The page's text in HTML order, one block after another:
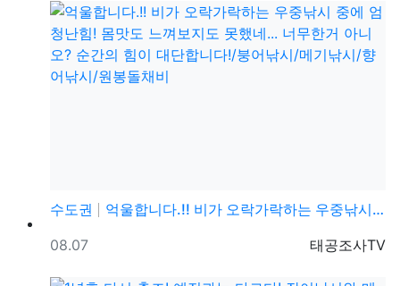
수도권
억울합니다.!! 비가 오락가락하는 우중낚시 중에 엄청난…
등록자
태공조사TV
등록일
08.07